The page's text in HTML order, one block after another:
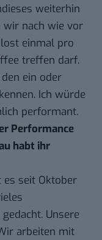
weiterhin
wir nach wie vor
einmal pro
treffen darf.
ein oder
Ich würde
performant.
Performance
habt ihr
es seit Oktober
Unsere
arbeiten mit